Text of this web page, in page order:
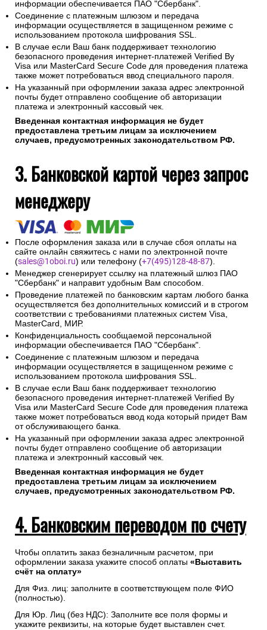
информации обеспечивается ПАО "Сбербанк".
Соединение с платежным шлюзом и передача
информации осуществляется в защищенном режиме с
использованием протокола шифрования SSL.
В случае если Ваш банк поддерживает технологию
безопасного проведения интернет-платежей Verified By
Visa или MasterCard Secure Code для проведения платежа
также может потребоваться ввод специального пароля.
На указанный при оформлении заказа адрес электронной
почты будет отправлено сообщение об авторизации
платежа и электронный кассовый чек.
Введенная контактная информация не будет
предоставлена третьим лицам за исключением
случаев, предусмотренных законодательством РФ.
3. Банковской картой через запрос
менеджеру
После оформления заказа или в случае сбоя оплаты на
сайте онлайн свяжитесь с нами по электронной почте
(sales@1oboi.ru) или телефону (+7(495)128-48-87).
Менеджер сгенерирует ссылку на платежный шлюз ПАО
"Сбербанк" и направит удобным Вам способом.
Проведение платежей по банковским картам любого банка
осуществляется без дополнительных комиссий и в строгом
соответствии с требованиями платежных систем Visa,
MasterCard, МИР.
Конфиденциальность сообщаемой персональной
информации обеспечивается ПАО "Сбербанк".
Соединение с платежным шлюзом и передача
информации осуществляется в защищенном режиме с
использованием протокола шифрования SSL.
В случае если Ваш банк поддерживает технологию
безопасного проведения интернет-платежей Verified By
Visa или MasterCard Secure Code для проведения платежа
также может потребоваться ввод кода который придет Вам
от обслуживающего банка.
На указанный при оформлении заказа адрес электронной
почты будет отправлено сообщение об авторизации
платежа и электронный кассовый чек.
Введенная контактная информация не будет
предоставлена третьим лицам за исключением
случаев, предусмотренных законодательством РФ.
4. Банковским переводом по счету
Чтобы оплатить заказ безналичным расчетом, при
оформлении заказа укажите способ оплаты «Выставить
счёт на оплату»
Для Физ. лиц: заполните в соответствующем поле ФИО
(полностью).
Для Юр. Лиц (без НДС): Заполните все поля формы и
укажите реквизиты, на которые будет выставлен счет.